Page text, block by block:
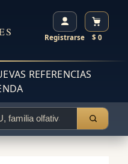
Registrarse $ 0
REFERENCIAS